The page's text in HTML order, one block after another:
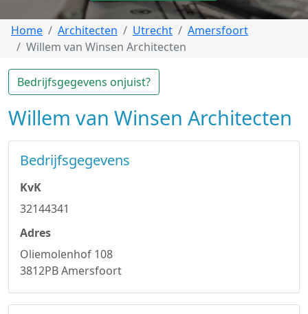
Home Architecten Utrecht
Amersfoort
Willem van Winsen Architecten
Bedrijfsgegevens onjuist?
Willem van Winsen Architecten
Bedrijfsgegevens
KvK
32144341
Adres
Oliemolenhof 108
3812PB Amersfoort